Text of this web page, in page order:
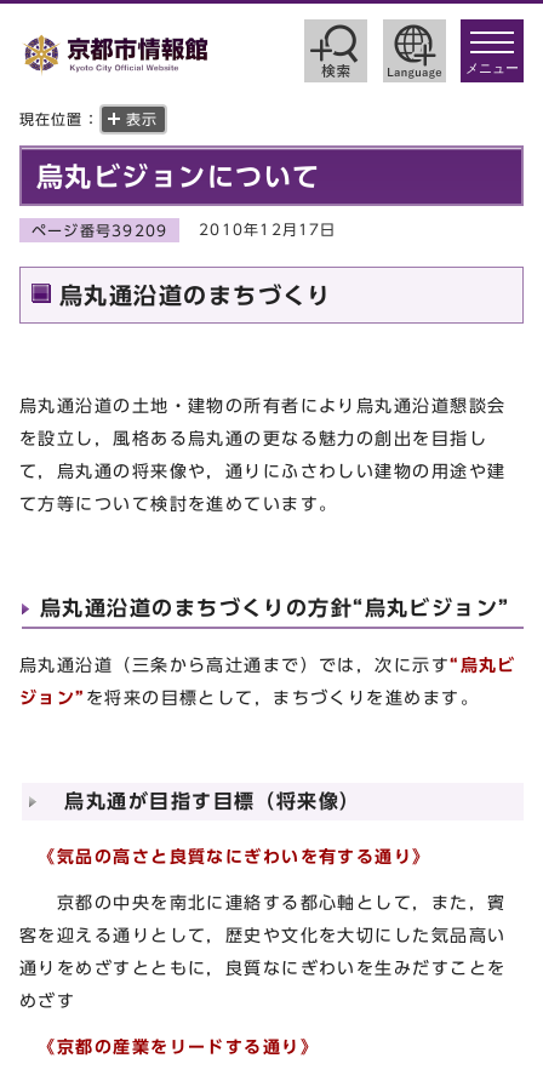
toggle
メニュー
現在位置： 表示
烏丸ビジョンについて
ページ番号39209 2010年12月17日
烏丸通沿道のまちづくり
烏丸通沿道の土地・建物の所有者により烏丸通沿道懇談会
を設立し，風格ある烏丸通の更なる魅力の創出を目指し
て，烏丸通の将来像や，通りにふさわしい建物の用途や建
て方等について検討を進めています。
烏丸通沿道のまちづくりの方針“烏丸ビジョン”
烏丸通沿道（三条から高辻通まで）では，次に示す“烏丸ビ
ジョン” を将来の目標として，まちづくりを進めます。
烏丸通が目指す目標（将来像）
《気品の高さと良質なにぎわいを有する通り》
京都の中央を南北に連絡する都心軸として，また，賓
客を迎える通りとして，歴史や文化を大切にした気品高い
通りをめざすとともに，良質なにぎわいを生みだすことを
めざす
《京都の産業をリードする通り》